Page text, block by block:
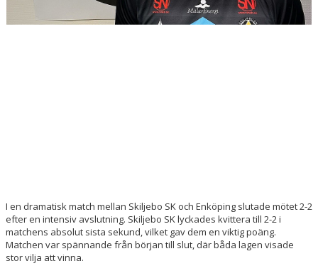
I en dramatisk match mellan Skiljebo SK och Enköping slutade mötet 2-2
efter en intensiv avslutning. Skiljebo SK lyckades kvittera till 2-2 i
matchens absolut sista sekund, vilket gav dem en viktig poäng.
Matchen var spännande från början till slut, där båda lagen visade
stor vilja att vinna.